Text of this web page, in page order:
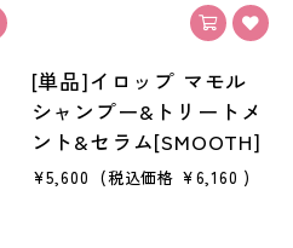
[単品]イロップ マモル
シャンプー&トリートメ
ント&セラム[SMOOTH]
¥5,600 (税込価格 ¥6,160 )